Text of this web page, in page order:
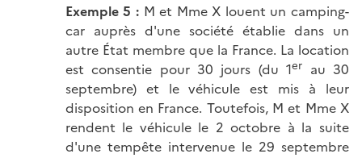
Exemple 5 : M et Mme X louent un camping-
car auprès d'une société établie dans un
autre État membre que la France. La location
est consentie pour 30 jours (du 1er au 30
septembre) et le véhicule est mis à leur
disposition en France. Toutefois, M et Mme X
rendent le véhicule le 2 octobre à la suite
d'une tempête intervenue le 29 septembre